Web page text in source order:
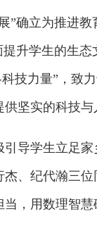
”确立为推进
升学生的生
技力量”，致
坚实的科技与
导学生立足
、纪代瀚三
，用数理智